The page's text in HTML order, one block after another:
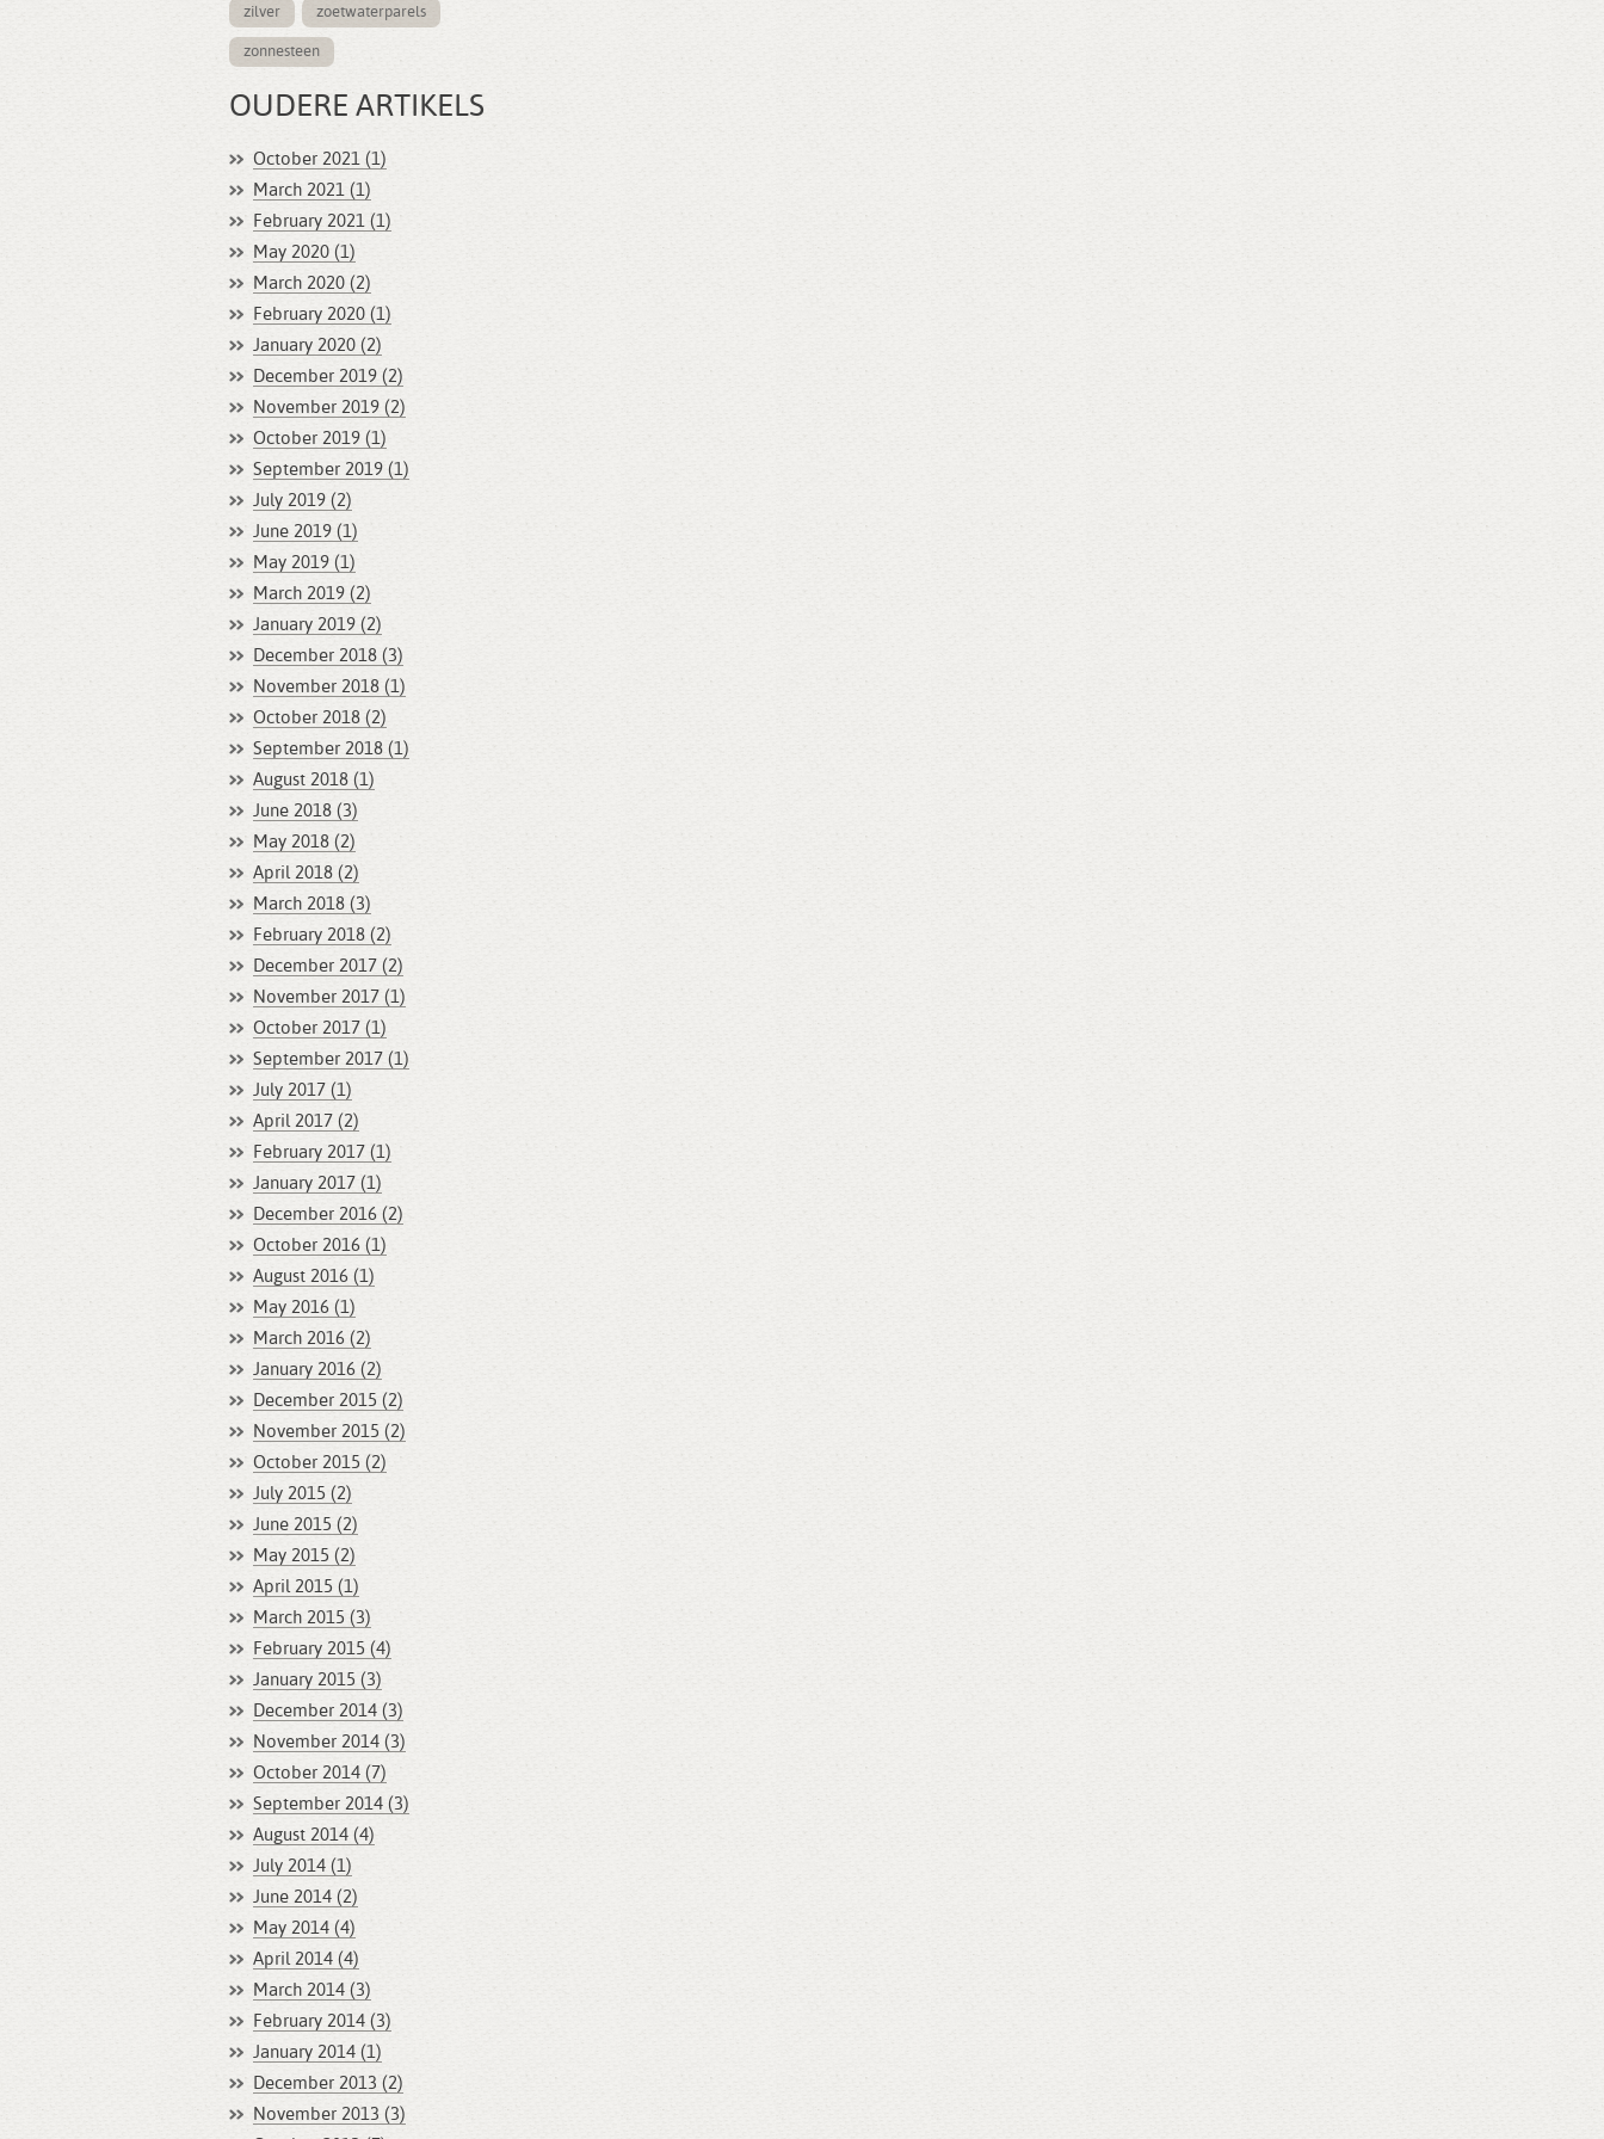
zilver zoetwaterparels
zonnesteen
OUDERE ARTIKELS
October 2021 (1)
March 2021 (1)
February 2021 (1)
May 2020 (1)
March 2020 (2)
February 2020 (1)
January 2020 (2)
December 2019 (2)
November 2019 (2)
October 2019 (1)
September 2019 (1)
July 2019 (2)
June 2019 (1)
May 2019 (1)
March 2019 (2)
January 2019 (2)
December 2018 (3)
November 2018 (1)
October 2018 (2)
September 2018 (1)
August 2018 (1)
June 2018 (3)
May 2018 (2)
April 2018 (2)
March 2018 (3)
February 2018 (2)
December 2017 (2)
November 2017 (1)
October 2017 (1)
September 2017 (1)
July 2017 (1)
April 2017 (2)
February 2017 (1)
January 2017 (1)
December 2016 (2)
October 2016 (1)
August 2016 (1)
May 2016 (1)
March 2016 (2)
January 2016 (2)
December 2015 (2)
November 2015 (2)
October 2015 (2)
July 2015 (2)
June 2015 (2)
May 2015 (2)
April 2015 (1)
March 2015 (3)
February 2015 (4)
January 2015 (3)
December 2014 (3)
November 2014 (3)
October 2014 (7)
September 2014 (3)
August 2014 (4)
July 2014 (1)
June 2014 (2)
May 2014 (4)
April 2014 (4)
March 2014 (3)
February 2014 (3)
January 2014 (1)
December 2013 (2)
November 2013 (3)